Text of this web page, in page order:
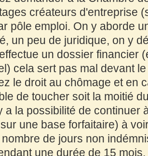
créateurs d'entreprise
pôle emploi. On y aborde
un peu de juridique, on y
un dossier financier
cela sert pas mal devant
le droit au chômage et en
de toucher soit la moitié
a la possibilité de continuer
une base forfaitaire) à
de jours non
une durée de 15 mois.